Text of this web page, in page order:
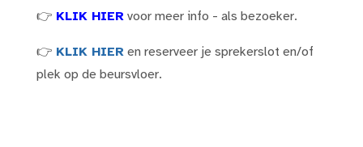
👉 KLIK HIER voor meer info - als bezoeker.
👉 KLIK HIER en reserveer je sprekerslot en/of
plek op de beursvloer.